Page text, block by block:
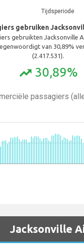
Tijdsperiode
gebruiken
gebruikten Jacksonville
van 30,89%
(2.417.531).
trending_up 30,89%
passagiers
Jacksonville